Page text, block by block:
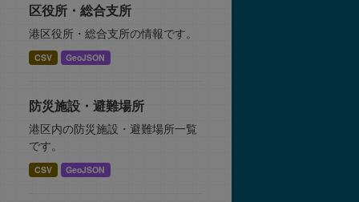
区役所・総合支所
港区役所・総合支所の情報です。
CSV GeoJSON
防災施設・避難場所
港区内の防災施設・避難場所一覧
です。
CSV GeoJSON